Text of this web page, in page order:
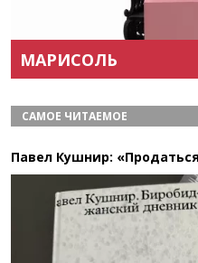
МАРИСОЛЬ
САМОЕ ЧИТАЕМОЕ
Павел Кушнир: